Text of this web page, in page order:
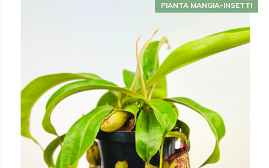
PIANTA MANGIA-INSETTI